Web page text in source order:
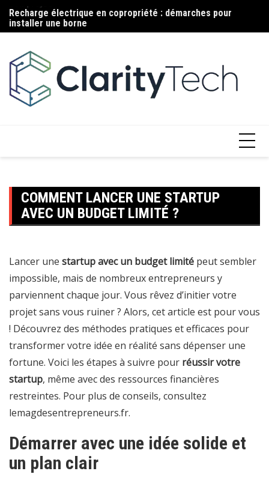
Aller
au
contenu
Recharge électrique en copropriété : démarches pour
installer une borne
COMMENT LANCER UNE STARTUP
AVEC UN BUDGET LIMITÉ ?
Lancer une startup avec un budget limité peut sembler
impossible, mais de nombreux entrepreneurs y
parviennent chaque jour. Vous rêvez d’initier votre
projet sans vous ruiner ? Alors, cet article est pour vous
! Découvrez des méthodes pratiques et efficaces pour
transformer votre idée en réalité sans dépenser une
fortune. Voici les étapes à suivre pour réussir votre
startup, même avec des ressources financières
restreintes. Pour plus de conseils, consultez
lemagdesentrepreneurs.fr.
Démarrer avec une idée solide et
un plan clair